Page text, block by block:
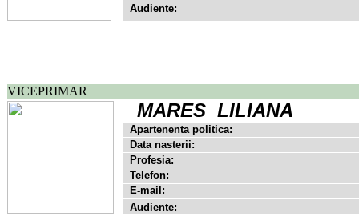
Audiente:
VICEPRIMAR
MARES LILIANA
Apartenenta politica:
Data nasterii:
Profesia:
Telefon:
E-mail:
Audiente: